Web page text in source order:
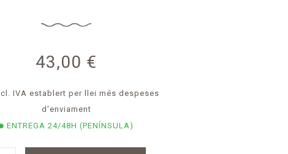
43,00 €
IVA establert per llei més despeses
d'enviament
ENTREGA 24/48H (PENÍNSULA)